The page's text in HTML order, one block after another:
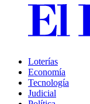
Loterías
Economía
Tecnología
Judicial